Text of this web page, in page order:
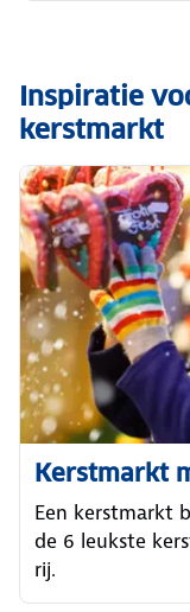
Inspiratie
kerstmarkt
Kerstmarkt
Een kerstmarkt
de 6 leukste
rij.